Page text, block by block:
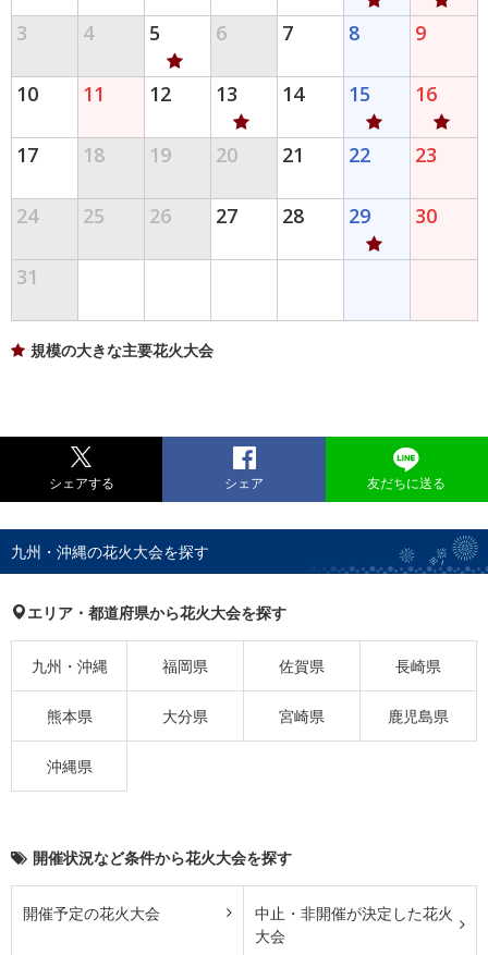
3 4 5 6 7 8 9
10 11 12 13 14 15 16
17 18 19 20 21 22 23
24 25 26 27 28 29 30
31
規模の大きな主要花火大会
シェアする シェア 友だちに送る
九州・沖縄の花火大会を探す
エリア・都道府県から花火大会を探す
九州・沖縄 福岡県 佐賀県 長崎県
熊本県 大分県 宮崎県 鹿児島県
沖縄県
開催状況など条件から花火大会を探す
開催予定の花火大会
中止・非開催が決定した花火
大会